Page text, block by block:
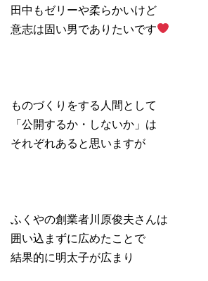
田中もゼリーや柔らかいけど
意志は固い男でありたいです
ものづくりをする人間として
「公開するか・しないか」は
それぞれあると思いますが
ふくやの創業者川原俊夫さんは
囲い込まずに広めたことで
結果的に明太子が広まり